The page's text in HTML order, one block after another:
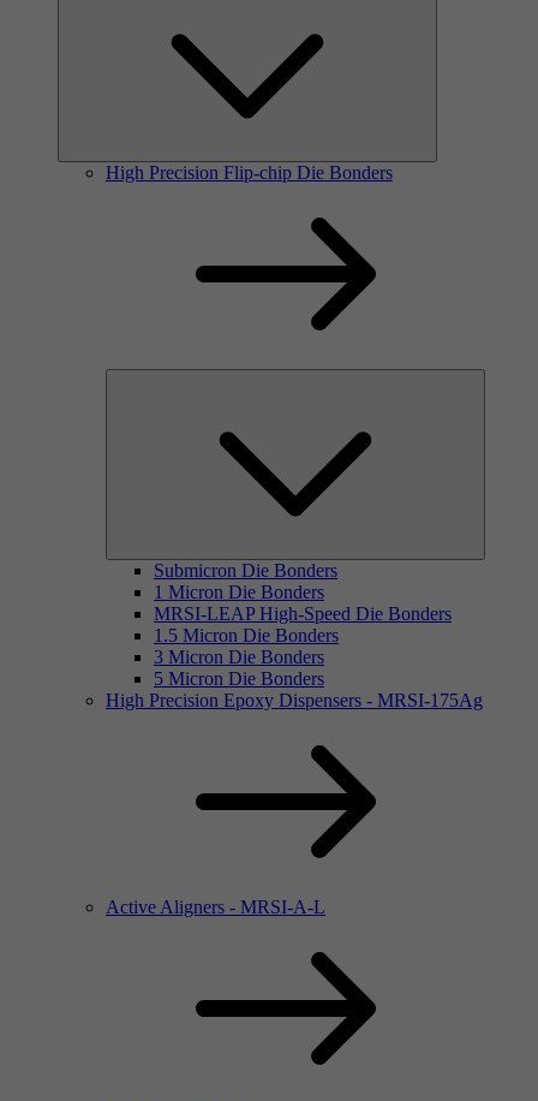
High Precision Flip-chip Die Bonders
Submicron Die Bonders
1 Micron Die Bonders
MRSI-LEAP High-Speed Die Bonders
1.5 Micron Die Bonders
3 Micron Die Bonders
5 Micron Die Bonders
High Precision Epoxy Dispensers - MRSI-175Ag
Active Aligners - MRSI-A-L